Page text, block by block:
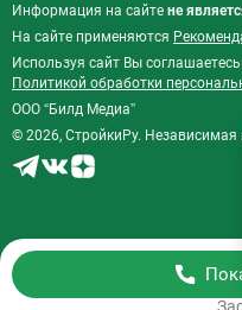
Информация на сайте не
На сайте применяются
Используя сайт Вы
Политикой обработки
ООО “Билд Медиа”
© 2026, СтройкиРу.